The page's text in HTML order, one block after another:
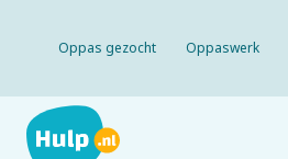
Oppas gezocht
Oppaswerk